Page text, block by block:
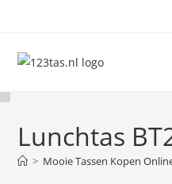
inhoud
Lunchtas
> Mooie Tassen Kopen